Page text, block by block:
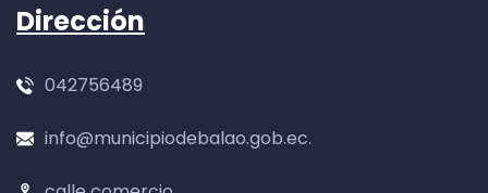
Dirección
042756489
info@municipiodebalao.gob.ec.